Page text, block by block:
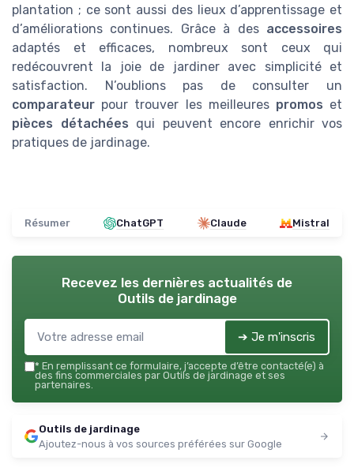
plantation ; ce sont aussi des lieux d’apprentissage et
d’améliorations continues. Grâce à des accessoires
adaptés et efficaces, nombreux sont ceux qui
redécouvrent la joie de jardiner avec simplicité et
satisfaction. N’oublions pas de consulter un
comparateur pour trouver les meilleures promos et
pièces détachées qui peuvent encore enrichir vos
pratiques de jardinage.
Résumer ChatGPT Claude Mistral
Recevez les dernières actualités de
Outils de jardinage
➔ Je m'inscris
* En remplissant ce formulaire, j’accepte d’être contacté(e) à
des fins commerciales par Outils de jardinage et ses
partenaires.
Outils de jardinage
Ajoutez-nous à vos sources préférées sur Google